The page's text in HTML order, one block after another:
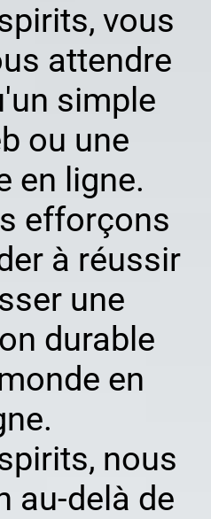
vous
attendre
simple
ou une
en ligne.
efforçons
à réussir
une
durable
en
nous
au-delà de